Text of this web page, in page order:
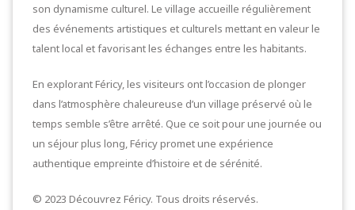
son dynamisme culturel. Le village accueille régulièrement
des événements artistiques et culturels mettant en valeur le
talent local et favorisant les échanges entre les habitants.
En explorant Féricy, les visiteurs ont l’occasion de plonger
dans l’atmosphère chaleureuse d’un village préservé où le
temps semble s’être arrêté. Que ce soit pour une journée ou
un séjour plus long, Féricy promet une expérience
authentique empreinte d’histoire et de sérénité.
© 2023 Découvrez Féricy. Tous droits réservés.